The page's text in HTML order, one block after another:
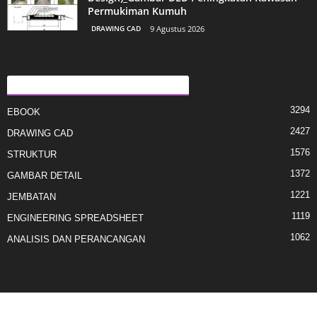
Permukiman Kumuh
DRAWING CAD 9 Agustus 2026
KATEGORI E POPULLARIZUAR
EBOOK 3294
DRAWING CAD 2427
STRUKTUR 1576
GAMBAR DETAIL 1372
JEMBATAN 1221
ENGINEERING SPREADSHEET 1119
ANALISIS DAN PERANCANGAN 1062